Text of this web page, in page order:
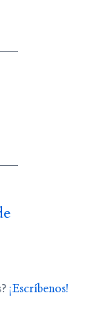
¡Escríbenos!